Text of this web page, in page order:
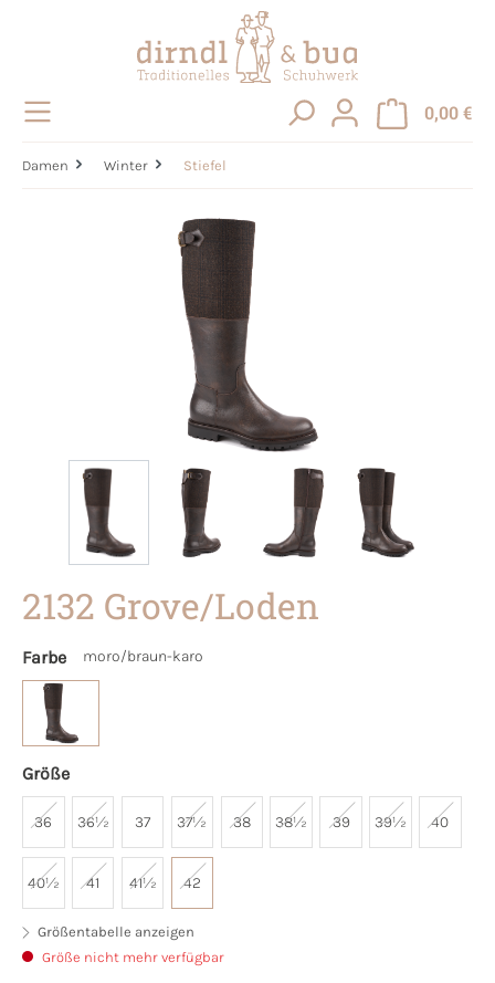
0,00 €
Damen Winter Stiefel
Bildergalerie überspringen
2132 Grove/Loden
Farbe moro/braun-karo
Größe
36 36½ 37 37½ 38 38½ 39 39½ 40
40½ 41 41½ 42
Größentabelle anzeigen
Größe nicht mehr verfügbar